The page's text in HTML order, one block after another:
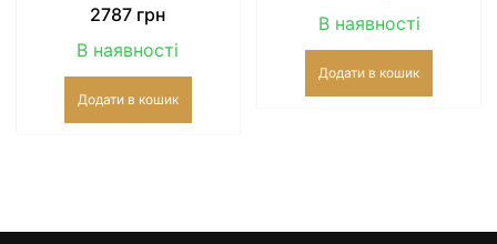
2787 грн
В наявності
Додати в кошик
В наявності
Додати в кошик